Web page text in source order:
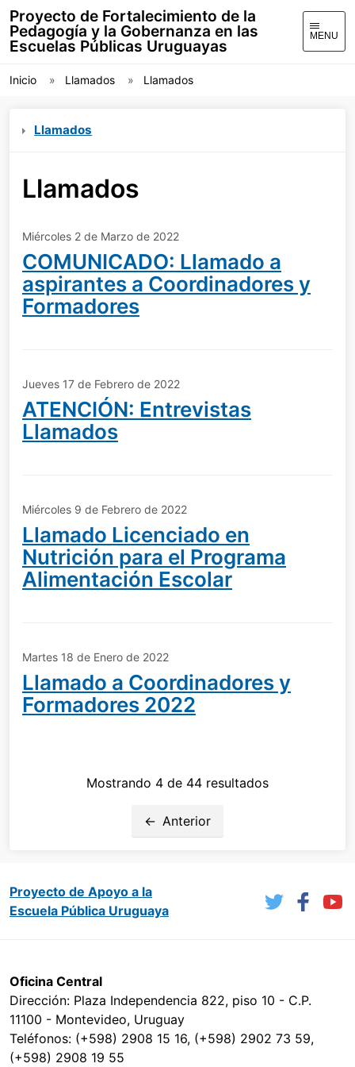
Proyecto de Fortalecimiento de la
Pedagogía y la Gobernanza en las
Escuelas Públicas Uruguayas
MENU
Inicio Llamados Llamados
Llamados
Llamados
Miércoles 2 de Marzo de 2022
COMUNICADO: Llamado a
aspirantes a Coordinadores y
Formadores
Jueves 17 de Febrero de 2022
ATENCIÓN: Entrevistas
Llamados
Miércoles 9 de Febrero de 2022
Llamado Licenciado en
Nutrición para el Programa
Alimentación Escolar
Martes 18 de Enero de 2022
Llamado a Coordinadores y
Formadores 2022
Mostrando 4 de 44 resultados
Anterior
Proyecto de Apoyo a la
Escuela Pública Uruguaya
Oficina Central
Dirección: Plaza Independencia 822, piso 10 - C.P.
11100 - Montevideo, Uruguay
Teléfonos: (+598) 2908 15 16, (+598) 2902 73 59,
(+598) 2908 19 55